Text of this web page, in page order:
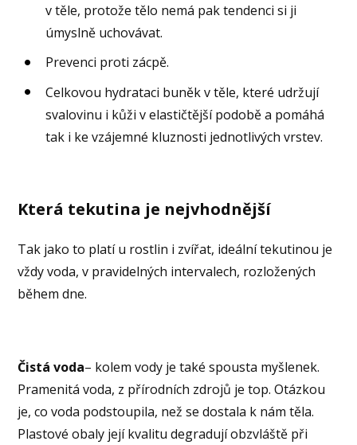
v těle, protože tělo nemá pak tendenci si ji
úmyslně uchovávat.
Prevenci proti zácpě.
Celkovou hydrataci buněk v těle, které udržují
svalovinu i kůži v elastičtější podobě a pomáhá
tak i ke vzájemné kluznosti jednotlivých vrstev.
Která tekutina je nejvhodnější
Tak jako to platí u rostlin i zvířat, ideální tekutinou je
vždy voda, v pravidelných intervalech, rozložených
během dne.
Čistá voda– kolem vody je také spousta myšlenek.
Pramenitá voda, z přírodních zdrojů je top. Otázkou
je, co voda podstoupila, než se dostala k nám těla.
Plastové obaly její kvalitu degradují obzvláště při